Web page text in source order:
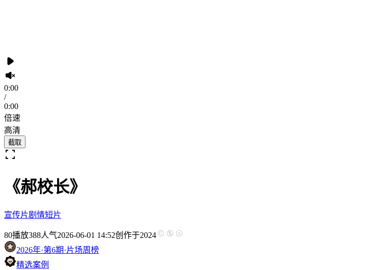
0:00
/
0:00
倍速
高清
截取
《郝校长》
宣传片剧情短片
80播放388人气2026-06-01 14:52创作于2024
2026年·第6期·片场周榜
精选案例